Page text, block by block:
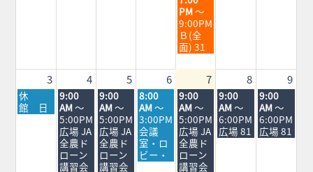
2026
曜
日,
7
月
31st
2026
PM～
9:00PM
Ｂ(全
面) 31
3 4 5 6 7 8 9
月
曜
日,
休
館 日
火
曜
日,
8
月
4th
2026
9:00
AM～
5:00PM
広場 JA
全農ド
ローン
講習会
水
曜
日,
8
月
5th
2026
9:00
AM～
5:00PM
広場 JA
全農ド
ローン
講習会
木
曜
日,
8
月
6th
2026
8:00
AM～
3:00PM
会議
室・ロ
ビー・
金
曜
日,
8
月
7th
2026
9:00
AM～
5:00PM
広場 JA
全農ド
ローン
講習会
土
曜
日,
8
月
9:00
AM～
6:00PM
広場 81
日
曜
日,
8
月
9:00
AM～
6:00PM
広場 81